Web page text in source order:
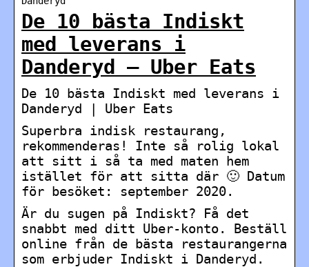
De 10 bästa Indiskt
med leverans i
Danderyd – Uber Eats
De 10 bästa Indiskt med leverans i
Danderyd | Uber Eats
Superbra indisk restaurang,
rekommenderas! Inte så rolig lokal
att sitt i så ta med maten hem
istället för att sitta där 🙂 Datum
för besöket: september 2020.
Är du sugen på Indiskt? Få det
snabbt med ditt Uber-konto. Beställ
online från de bästa restaurangerna
som erbjuder Indiskt i Danderyd.